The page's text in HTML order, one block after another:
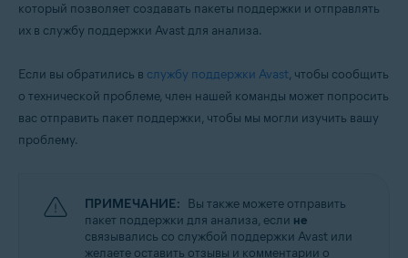
Avast Premium Security 15.x для Mac
Avast One 22.x для Mac
Операционные системы:
Apple macOS 12.x (Monterey)
Apple macOS 11.x (Big Sur)
Apple macOS 10.14.x (Mojave)
Apple Mac OS X 10.11.x (El Capitan)
который позволяет создавать пакеты поддержки и отправлять
их в службу поддержки Avast для анализа.
Если вы обратились в службу поддержки Avast, чтобы сообщить
о технической проблеме, член нашей команды может попросить
вас отправить пакет поддержки, чтобы мы могли изучить вашу
проблему.
ПРИМЕЧАНИЕ: Вы также можете отправить
пакет поддержки для анализа, если не
связывались со службой поддержки Avast или
желаете оставить отзывы и комментарии о